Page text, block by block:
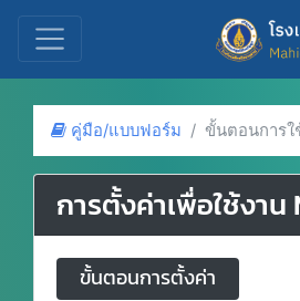
คู่มือ/แบบฟอร์ม ขั้นตอนการใ
การตั้งค่าเพื่อใช้งาน
ขั้นตอนการตั้งค่า